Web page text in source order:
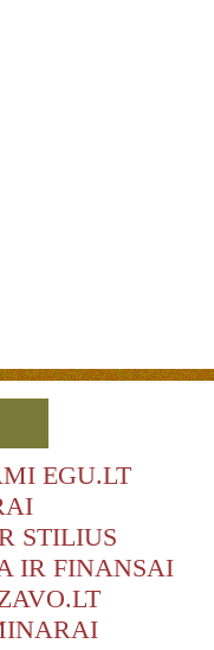
EGU.LT
STILIUS
IR FINANSAI